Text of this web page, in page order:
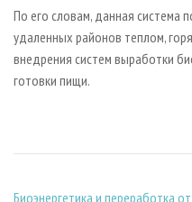
По его словам, данная система
удаленных районов теплом,
внедрения систем выработки
готовки пищи.
Биoэнергетика и переработка